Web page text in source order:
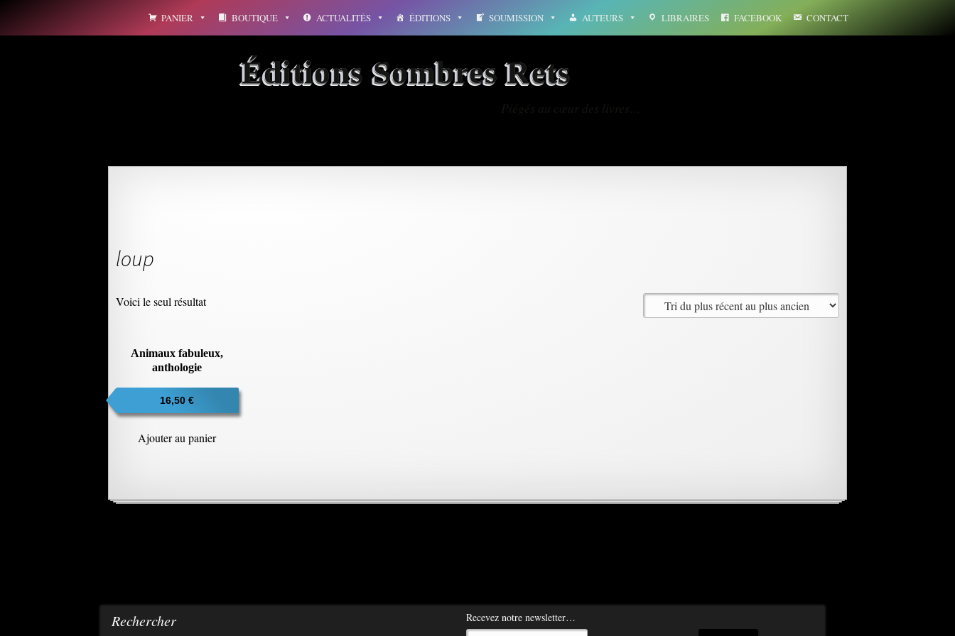
PANIER BOUTIQUE ACTUALITÉS ÉDITIONS SOUMISSION AUTEURS LIBRAIRES FACEBOOK CONTACT
Éditions Sombres Rets
loup
Voici le seul résultat
Animaux fabuleux,
anthologie
16,50€
Ajouter au panier
Rechercher
Recevez notre newsletter…